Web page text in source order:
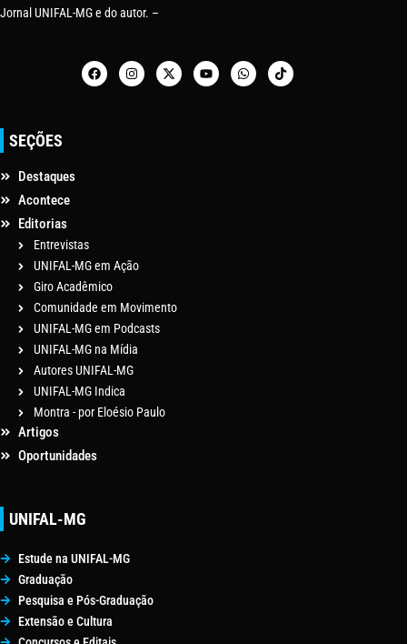
Jornal UNIFAL-MG e do autor. –
SEÇÕES
Destaques
Acontece
Editorias
Entrevistas
UNIFAL-MG em Ação
Giro Acadêmico
Comunidade em Movimento
UNIFAL-MG em Podcasts
UNIFAL-MG na Mídia
Autores UNIFAL-MG
UNIFAL-MG Indica
Montra - por Eloésio Paulo
Artigos
Oportunidades
UNIFAL-MG
Estude na UNIFAL-MG
Graduação
Pesquisa e Pós-Graduação
Extensão e Cultura